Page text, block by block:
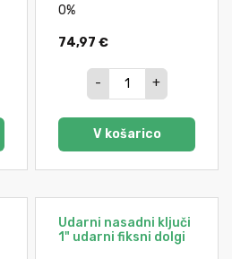
0%
74,97 €
- +
V košarico
Udarni nasadni ključi
1" udarni fiksni dolgi